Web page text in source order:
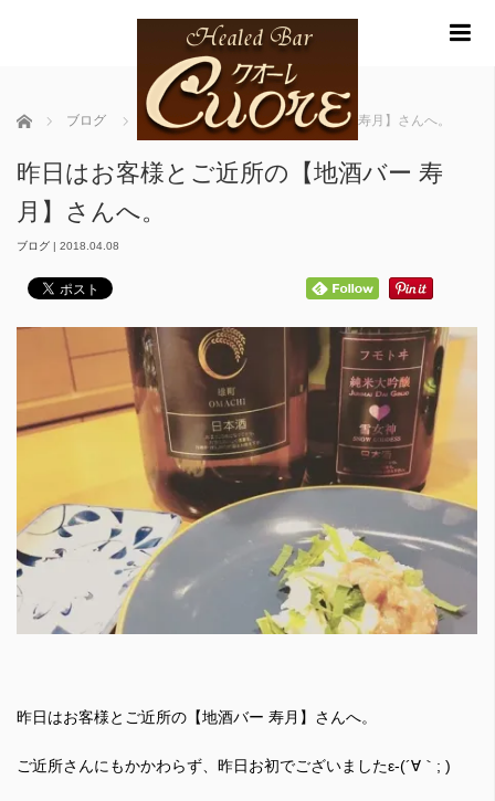
ホーム ブログ 昨日はお客様とご近所の【地酒バー 寿月】さんへ。
昨日はお客様とご近所の【地酒バー 寿
月】さんへ。
ブログ | 2018.04.08
昨日はお客様とご近所の【地酒バー 寿月】さんへ。
ご近所さんにもかかわらず、昨日お初でございましたε-(´∀｀; )